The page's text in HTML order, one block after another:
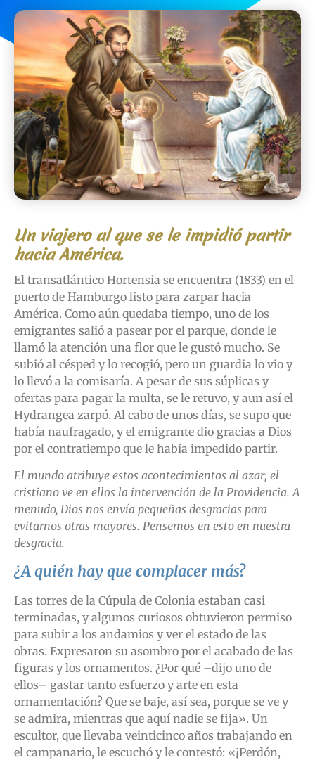
Un viajero al que se le impidió partir
hacia América.
El transatlántico Hortensia se encuentra (1833) en el
puerto de Hamburgo listo para zarpar hacia
América. Como aún quedaba tiempo, uno de los
emigrantes salió a pasear por el parque, donde le
llamó la atención una flor que le gustó mucho. Se
subió al césped y lo recogió, pero un guardia lo vio y
lo llevó a la comisaría. A pesar de sus súplicas y
ofertas para pagar la multa, se le retuvo, y aun así el
Hydrangea zarpó. Al cabo de unos días, se supo que
había naufragado, y el emigrante dio gracias a Dios
por el contratiempo que le había impedido partir.
El mundo atribuye estos acontecimientos al azar; el
cristiano ve en ellos la intervención de la Providencia. A
menudo, Dios nos envía pequeñas desgracias para
evitarnos otras mayores. Pensemos en esto en nuestra
desgracia.
¿A quién hay que complacer más?
Las torres de la Cúpula de Colonia estaban casi
terminadas, y algunos curiosos obtuvieron permiso
para subir a los andamios y ver el estado de las
obras. Expresaron su asombro por el acabado de las
figuras y los ornamentos. ¿Por qué –dijo uno de
ellos– gastar tanto esfuerzo y arte en esta
ornamentación? Que se baje, así sea, porque se ve y
se admira, mientras que aquí nadie se fija». Un
escultor, que llevaba veinticinco años trabajando en
el campanario, le escuchó y le contestó: «¡Perdón,